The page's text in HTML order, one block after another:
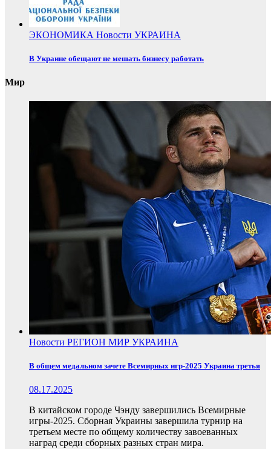
ЭКОНОМИКА Новости УКРАИНА
В Украине обещают не мешать бизнесу работать
Мир
Новости РЕГИОН МИР УКРАИНА
В общем медальном зачете Всемирных игр-2025 Украина третья
08.17.2025
В китайском городе Чэнду завершились Всемирные
игры-2025. Сборная Украины завершила турнир на
третьем месте по общему количеству завоеванных
наград среди сборных разных стран мира.